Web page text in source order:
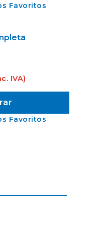
Favoritos
Favoritos
IVA)